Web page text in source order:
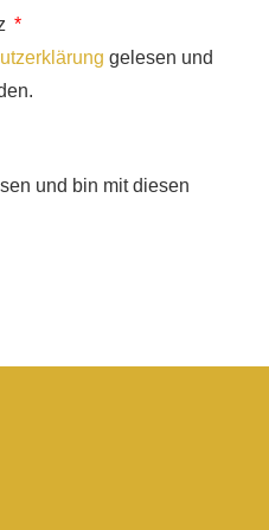
gelesen und
und bin mit diesen